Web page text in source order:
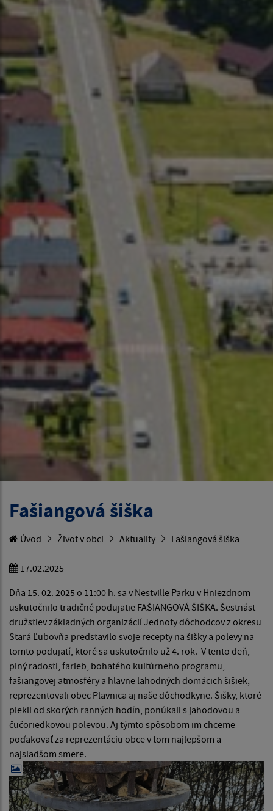
Fašiangová šiška
Úvod Život v obci Aktuality Fašiangová šiška
17.02.2025
Dňa 15. 02. 2025 o 11:00 h. sa v Nestville Parku v Hniezdnom
uskutočnilo tradičné podujatie FAŠIANGOVÁ ŠIŠKA. Šestnásť
družstiev základných organizácií Jednoty dôchodcov z okresu
Stará Ľubovňa predstavilo svoje recepty na šišky a polevy na
tomto podujatí, ktoré sa uskutočnilo už 4. rok. V tento deň,
plný radosti, farieb, bohatého kultúrneho programu,
fašiangovej atmosféry a hlavne lahodných domácich šišiek,
reprezentovali obec Plavnica aj naše dôchodkyne. Šišky, ktoré
piekli od skorých ranných hodín, ponúkali s jahodovou a
čučoriedkovou polevou. Aj týmto spôsobom im chceme
poďakovať za reprezentáciu obce v tom najlepšom a
najsladšom smere.